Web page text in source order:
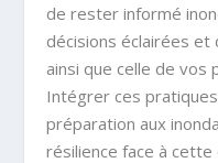
de rester informé
décisions éclairées
ainsi que celle de vos
Intégrer ces
préparation aux
résilience face à